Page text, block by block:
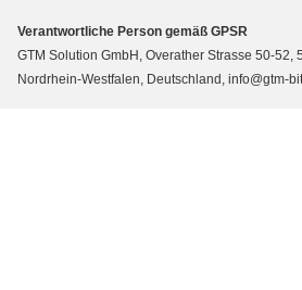
Verantwortliche Person gemäß GPSR
GTM Solution GmbH, Overather Strasse 50-52,
Nordrhein-Westfalen, Deutschland, info@gtm-